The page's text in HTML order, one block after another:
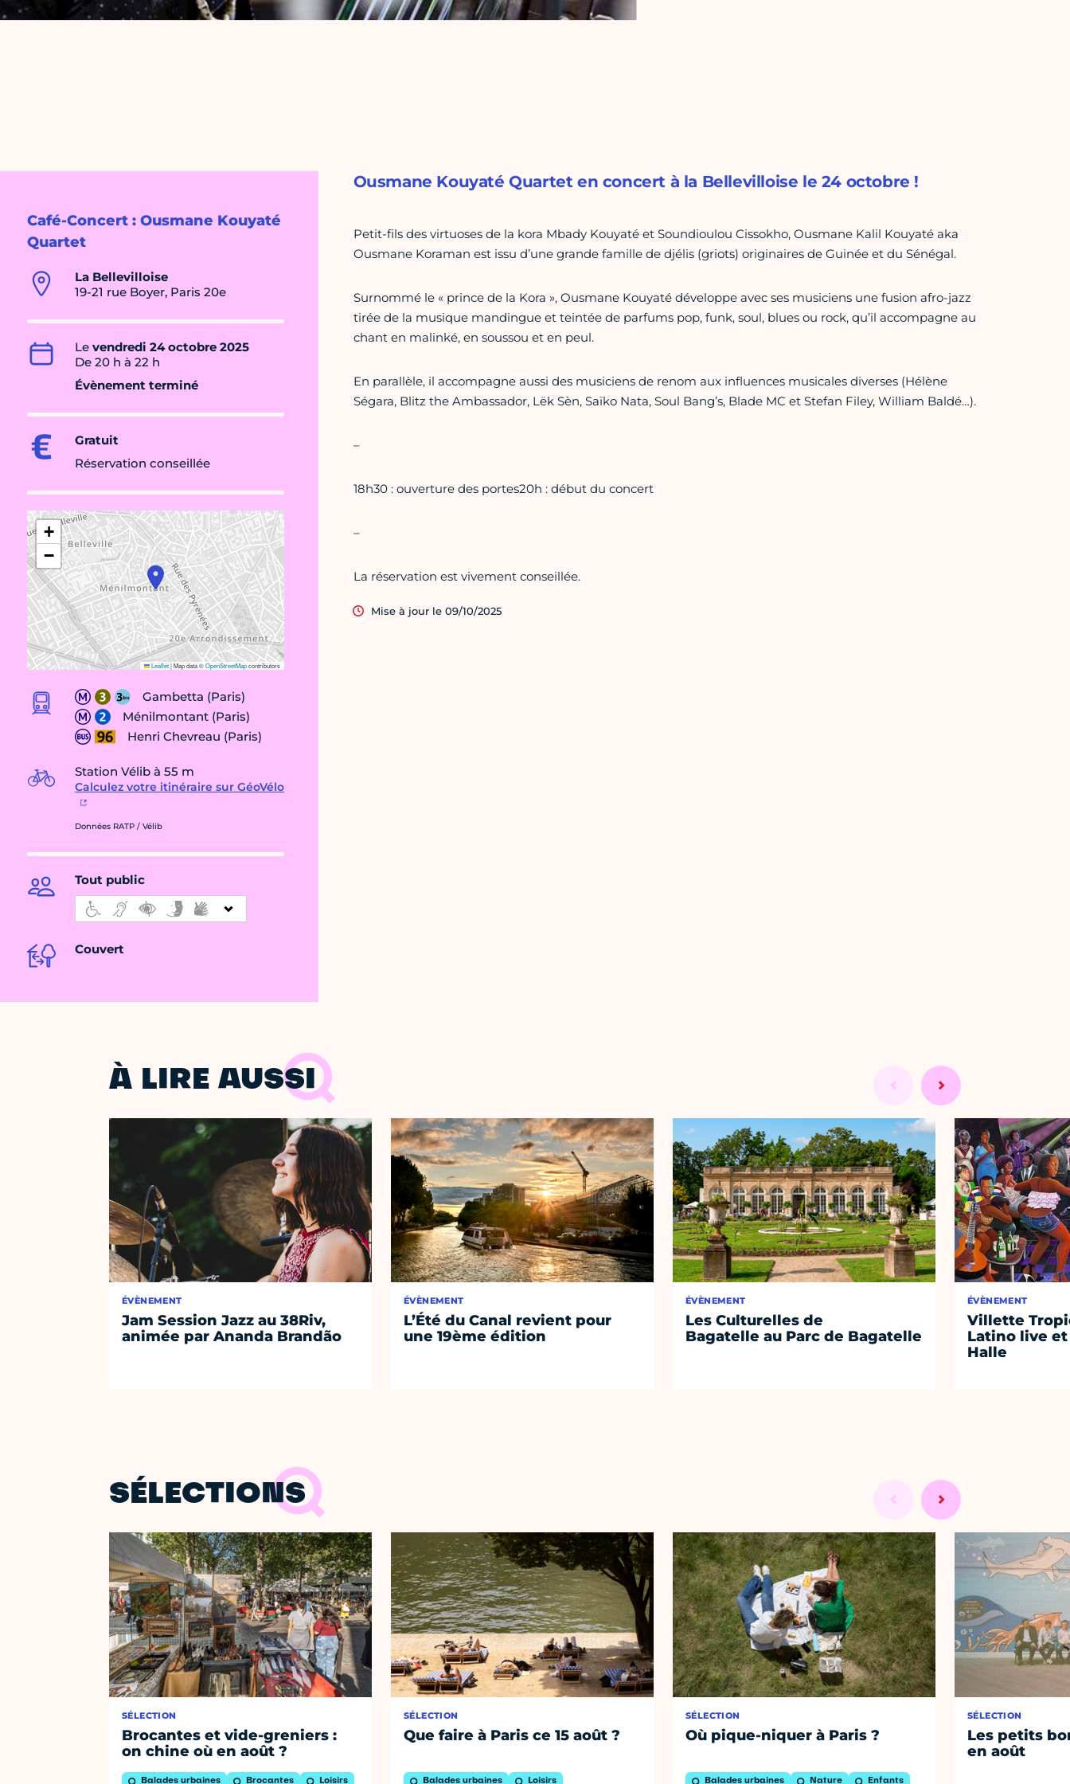
Café-Concert : Ousmane Kouyaté
Quartet
La Bellevilloise
19-21 rue Boyer, Paris 20e
Le vendredi 24 octobre 2025
De 20 h à 22 h
Évènement terminé
Gratuit
Réservation conseillée
+
−
Leaflet|Map data ©OpenStreetMapcontributors
Gambetta (Paris)
Ménilmontant (Paris)
Henri Chevreau (Paris)
Station Vélib à 55 m
Calculez votre itinéraire sur GéoVélo
Données RATP / Vélib
Tout public
Couvert
Ousmane Kouyaté Quartet en concert à la Bellevilloise le 24 octobre !
Petit-fils des virtuoses de la kora Mbady Kouyaté et Soundioulou Cissokho, Ousmane Kalil Kouyaté aka
Ousmane Koraman est issu d’une grande famille de djélis (griots) originaires de Guinée et du Sénégal.
Surnommé le « prince de la Kora », Ousmane Kouyaté développe avec ses musiciens une fusion afro-jazz
tirée de la musique mandingue et teintée de parfums pop, funk, soul, blues ou rock, qu’il accompagne au
chant en malinké, en soussou et en peul.
En parallèle, il accompagne aussi des musiciens de renom aux influences musicales diverses (Hélène
Ségara, Blitz the Ambassador, Lëk Sèn, Saïko Nata, Soul Bang’s, Blade MC et Stefan Filey, William Baldé…).
–
18h30 : ouverture des portes20h : début du concert
–
La réservation est vivement conseillée.
Mise à jour le 09/10/2025
À LIRE AUSSI
ÉVÈNEMENT
Jam Session Jazz au 38Riv,
animée par Ananda Brandão
ÉVÈNEMENT
L’Été du Canal revient pour
une 19ème édition
ÉVÈNEMENT
Les Culturelles de
Bagatelle au Parc de Bagatelle
ÉVÈNEMENT
Villette
Latino live et
Halle
SÉLECTIONS
SÉLECTION
Brocantes et vide-greniers :
on chine où en août ?
Balades urbaines Brocantes Loisirs
SÉLECTION
Que faire à Paris ce 15 août ?
Balades urbaines Loisirs
SÉLECTION
Où pique-niquer à Paris ?
Balades urbaines Nature Enfants
SÉLECTION
Les petits
en août